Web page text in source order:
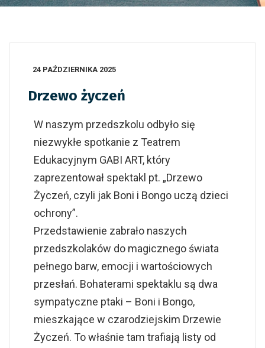
24 PAŹDZIERNIKA 2025
Drzewo życzeń
W naszym przedszkolu odbyło się
niezwykłe spotkanie z Teatrem
Edukacyjnym GABI ART, który
zaprezentował spektakl pt. „Drzewo
Życzeń, czyli jak Boni i Bongo uczą dzieci
ochrony”.
Przedstawienie zabrało naszych
przedszkolaków do magicznego świata
pełnego barw, emocji i wartościowych
przesłań. Bohaterami spektaklu są dwa
sympatyczne ptaki – Boni i Bongo,
mieszkające w czarodziejskim Drzewie
Życzeń. To właśnie tam trafiają listy od